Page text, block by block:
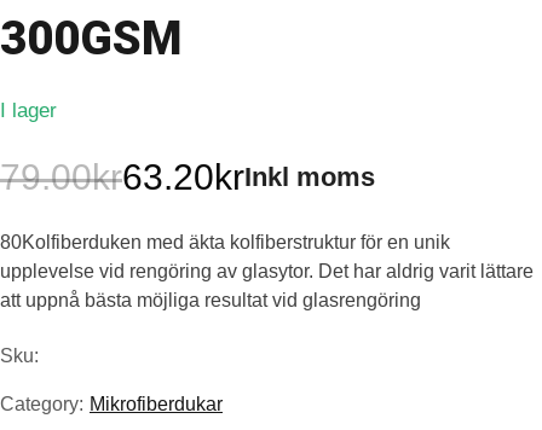
300GSM
I lager
79.00kr
Det
ursprungliga
priset
var:
79.00kr.
63.20kr
Det
nuvarande
priset
är:
63.20kr.
Inkl moms
80Kolfiberduken med äkta kolfiberstruktur för en unik
upplevelse vid rengöring av glasytor. Det har aldrig varit lättare
att uppnå bästa möjliga resultat vid glasrengöring
Sku:
Category: Mikrofiberdukar